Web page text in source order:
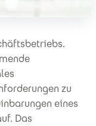
zu
eines
Das